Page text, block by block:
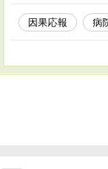
因果応報 病